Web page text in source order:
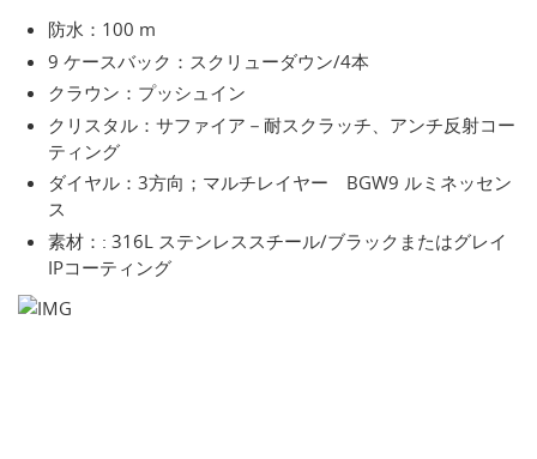
防水：100 m
9 ケースバック：スクリューダウン/4本
クラウン：プッシュイン
クリスタル：サファイア－耐スクラッチ、アンチ反射コー
ティング
ダイヤル：3方向；マルチレイヤー BGW9 ルミネッセン
ス
素材：: 316L ステンレススチール/ブラックまたはグレイ
IPコーティング